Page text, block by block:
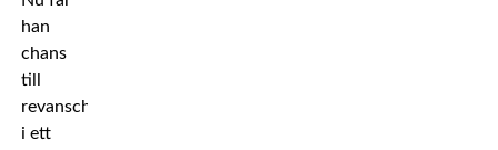
han
chans
till
revansch
i ett